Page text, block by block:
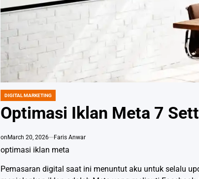
POSTED
IN
DIGITAL MARKETING
Optimasi Iklan Meta 7
on March 20, 2026 Faris Anwar
optimasi iklan meta
Pemasaran digital saat ini menuntut aku untuk selalu